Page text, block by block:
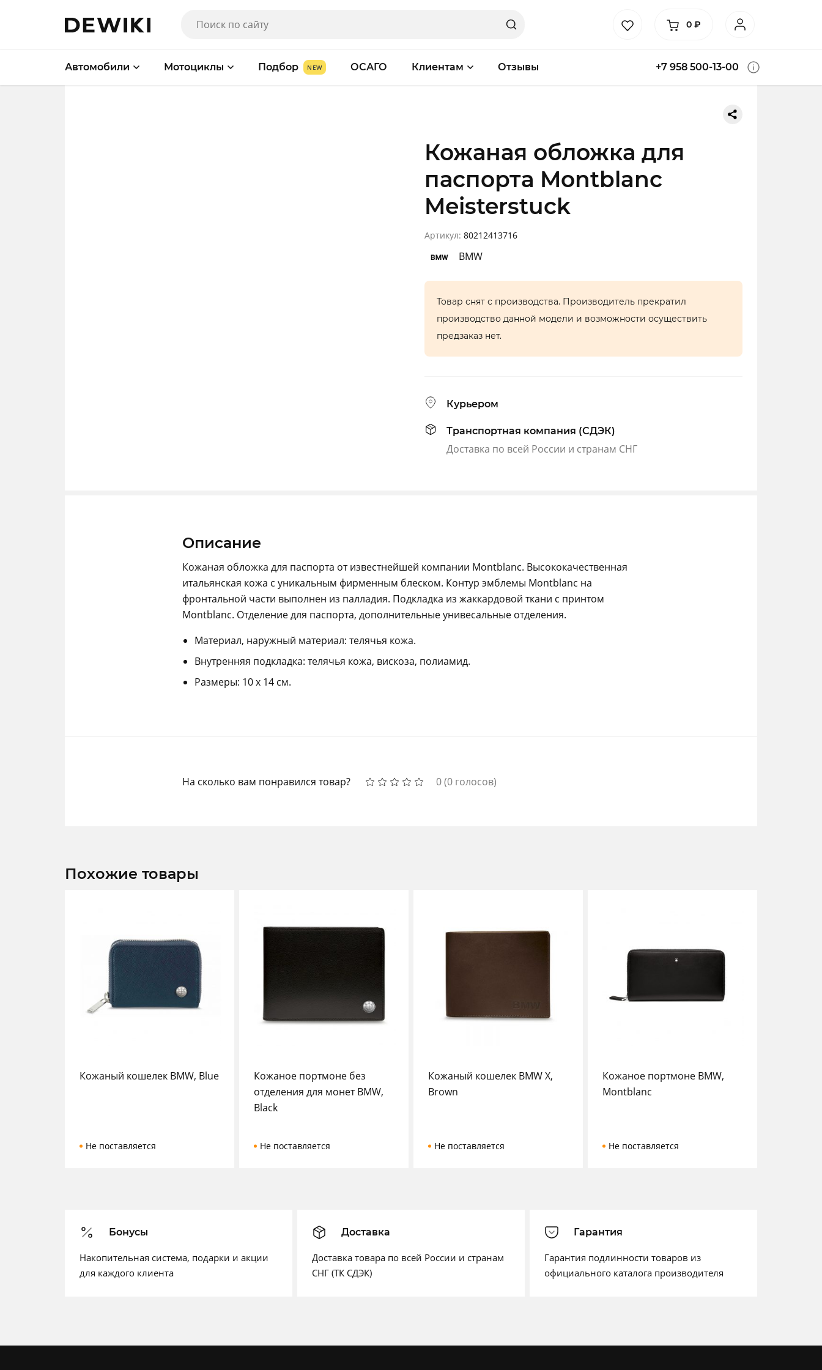
0 ₽
Автомобили Мотоциклы Подбор ОСАГО Клиентам Отзывы +7 958 500-13-00
Кожаная обложка для
паспорта Montblanc
Meisterstuck
Артикул: 80212413716
BMW
Товар снят с производства. Производитель прекратил
производство данной модели и возможности осуществить
предзаказ нет.
Курьером
Транспортная компания (СДЭК)
Доставка по всей России и странам СНГ
Описание
Кожаная обложка для паспорта от известнейшей компании Montblanc. Высококачественная
итальянская кожа с уникальным фирменным блеском. Контур эмблемы Montblanc на
фронтальной части выполнен из палладия. Подкладка из жаккардовой ткани с принтом
Montblanc. Отделение для паспорта, дополнительные унивесальные отделения.
Материал, наружный материал: телячья кожа.
Внутренняя подкладка: телячья кожа, вискоза, полиамид.
Размеры: 10 x 14 см.
На сколько вам понравился товар? 0(0 голосов)
Похожие товары
Кожаный кошелек BMW, Blue
Не поставляется
Кожаное портмоне без
отделения для монет BMW,
Black
Не поставляется
Кожаный кошелек BMW X,
Brown
Не поставляется
Кожаное портмоне BMW,
Montblanc
Не поставляется
Бонусы
Накопительная система, подарки и акции
для каждого клиента
Доставка
Доставка товара по всей России и странам
СНГ (ТК СДЭК)
Гарантия
Гарантия подлинности товаров из
официального каталога производителя